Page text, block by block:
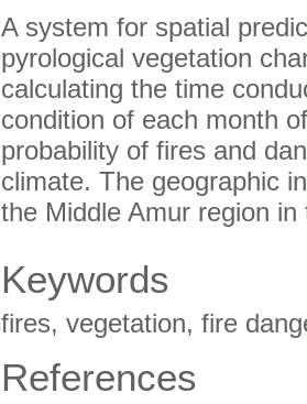
A system for spatial
pyrological vegetation
calculating the time
condition of each month
probability of fires and
climate. The geographic
the Middle Amur region
Keywords
fires, vegetation, fire
References